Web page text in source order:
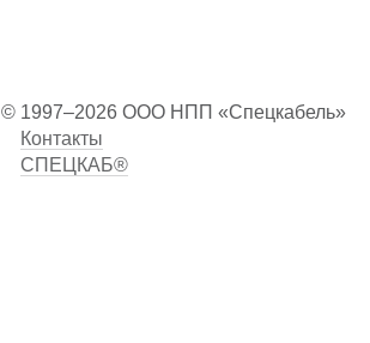
© 1997–2026 ООО НПП «Спецкабель»
Контакты
СПЕЦКАБ®